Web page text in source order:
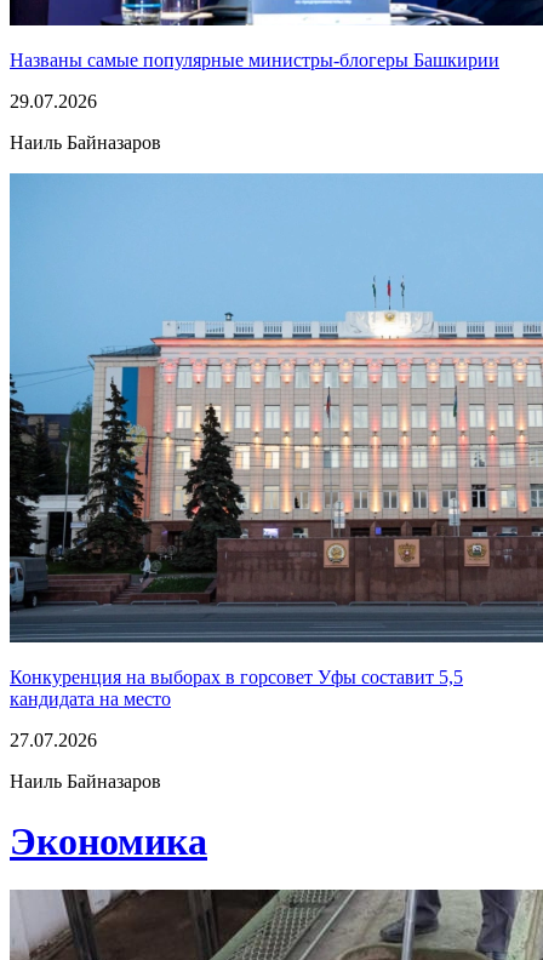
Названы самые популярные министры-блогеры Башкирии
29.07.2026
Наиль Байназаров
Конкуренция на выборах в горсовет Уфы составит 5,5
кандидата на место
27.07.2026
Наиль Байназаров
Экономика